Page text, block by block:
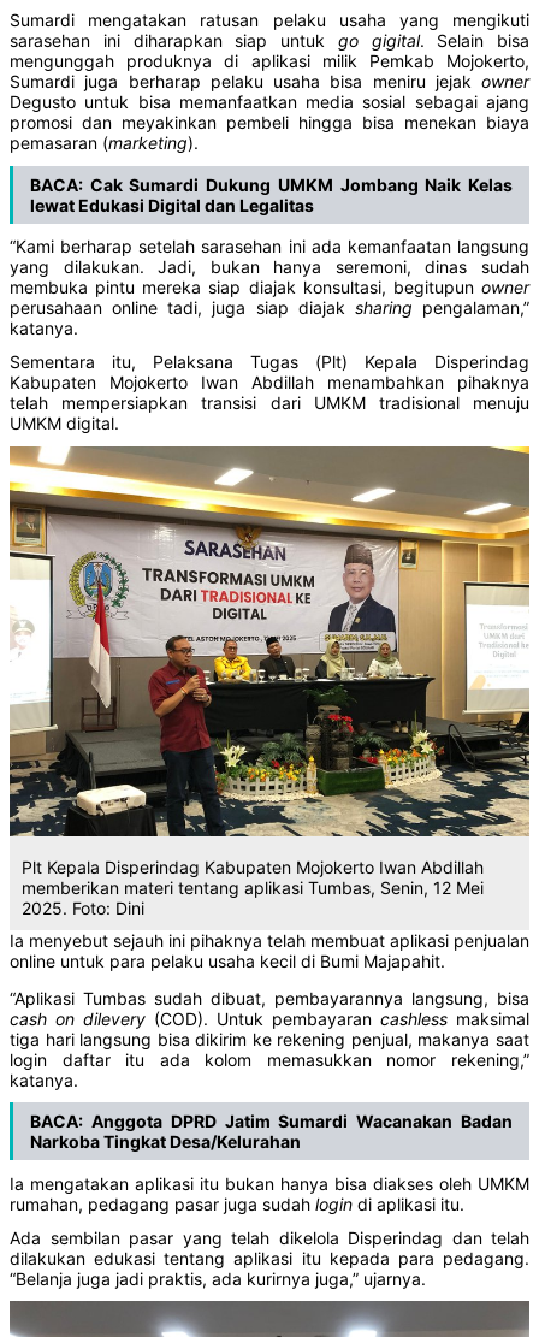
Sumardi mengatakan ratusan pelaku usaha yang mengikuti
sarasehan ini diharapkan siap untuk go gigital. Selain bisa
mengunggah produknya di aplikasi milik Pemkab Mojokerto,
Sumardi juga berharap pelaku usaha bisa meniru jejak owner
Degusto untuk bisa memanfaatkan media sosial sebagai ajang
promosi dan meyakinkan pembeli hingga bisa menekan biaya
pemasaran (marketing).
BACA: Cak Sumardi Dukung UMKM Jombang Naik Kelas
lewat Edukasi Digital dan Legalitas
“Kami berharap setelah sarasehan ini ada kemanfaatan langsung
yang dilakukan. Jadi, bukan hanya seremoni, dinas sudah
membuka pintu mereka siap diajak konsultasi, begitupun owner
perusahaan online tadi, juga siap diajak sharing pengalaman,”
katanya.
Sementara itu, Pelaksana Tugas (Plt) Kepala Disperindag
Kabupaten Mojokerto Iwan Abdillah menambahkan pihaknya
telah mempersiapkan transisi dari UMKM tradisional menuju
UMKM digital.
Plt Kepala Disperindag Kabupaten Mojokerto Iwan Abdillah
memberikan materi tentang aplikasi Tumbas, Senin, 12 Mei
2025. Foto: Dini
Ia menyebut sejauh ini pihaknya telah membuat aplikasi penjualan
online untuk para pelaku usaha kecil di Bumi Majapahit.
“Aplikasi Tumbas sudah dibuat, pembayarannya langsung, bisa
cash on dilevery (COD). Untuk pembayaran cashless maksimal
tiga hari langsung bisa dikirim ke rekening penjual, makanya saat
login daftar itu ada kolom memasukkan nomor rekening,”
katanya.
BACA: Anggota DPRD Jatim Sumardi Wacanakan Badan
Narkoba Tingkat Desa/Kelurahan
Ia mengatakan aplikasi itu bukan hanya bisa diakses oleh UMKM
rumahan, pedagang pasar juga sudah login di aplikasi itu.
Ada sembilan pasar yang telah dikelola Disperindag dan telah
dilakukan edukasi tentang aplikasi itu kepada para pedagang.
“Belanja juga jadi praktis, ada kurirnya juga,” ujarnya.